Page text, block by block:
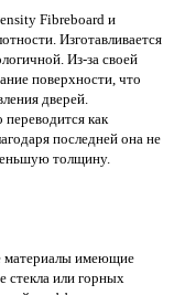
Fibreboard и
Изготавливается
Из-за своей
поверхности, что
дверей.
как
последней она не
толщину.
материалы имеющие
стекла или горных